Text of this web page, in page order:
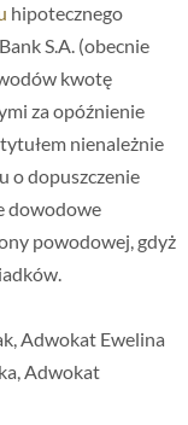
hipotecznego
S.A. (obecnie
kwotę
za opóźnienie
nienależnie
o dopuszczenie
dowodowe
powodowej, gdyż
Adwokat Ewelina
Adwokat